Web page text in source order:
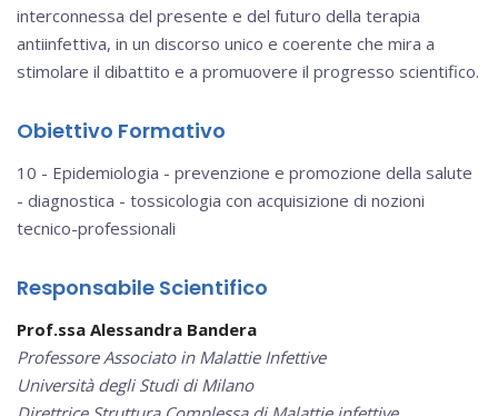
interconnessa del presente e del futuro della terapia
antiinfettiva, in un discorso unico e coerente che mira a
stimolare il dibattito e a promuovere il progresso scientifico.
Obiettivo Formativo
10 - Epidemiologia - prevenzione e promozione della salute
- diagnostica - tossicologia con acquisizione di nozioni
tecnico-professionali
Responsabile Scientifico
Prof.ssa Alessandra Bandera
Professore Associato in Malattie Infettive
Università degli Studi di Milano